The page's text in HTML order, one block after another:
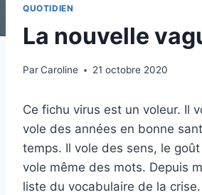
QUOTIDIEN
La nouvelle
ParCaroline 21 octobre 2020
Ce fichu virus est un voleur. Il
vole des années en bonne
temps. Il vole des sens, le goût
vole même des mots. Depuis
liste du vocabulaire de la